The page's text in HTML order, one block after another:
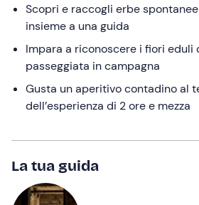
changing
dates.
Scopri e raccogli erbe
insieme a una guida
Impara a riconoscere i fiori eduli
passeggiata in campagna
Gusta un aperitivo contadino al
dell’esperienza di 2 ore e mezza
La tua guida